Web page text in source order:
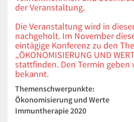
der Veranstaltung.
Die Veranstaltung wird in
nachgeholt. Im November
eintägige Konferenz zu den
„ÖKONOMISIERUNG UND
stattfinden. Den Termin geben
bekannt.
Themenschwerpunkte:
Ökonomisierung und Werte
Immuntherapie 2020